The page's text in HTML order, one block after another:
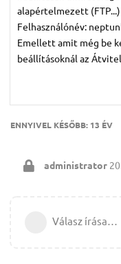
alapértelmezett
Felhasználónév:
Emellett amit még be
beállításoknál az
ENNYIVEL KÉSŐBB: 13 ÉV
administrator
Válasz írása…